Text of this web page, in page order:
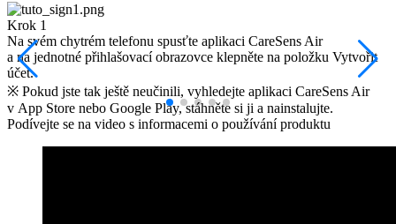
Krok 1
Na svém chytrém telefonu spusťte aplikaci CareSens Air
a na jednotné přihlašovací obrazovce klepněte na položku Vytvořit
účet.
※ Pokud jste tak ještě neučinili, vyhledejte aplikaci CareSens Air
v App Store nebo Google Play, stáhněte si ji a nainstalujte.
Podívejte se na video s informacemi o používáníproduktu